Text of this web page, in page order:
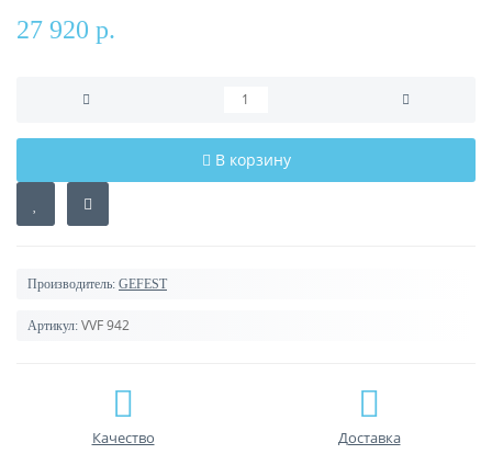
27 920 р.
В корзину
Производитель: GEFEST
Артикул: VVF 942
Качество Доставка